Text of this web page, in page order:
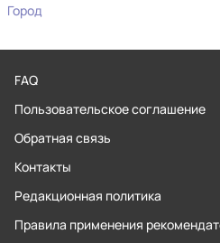
Город
FAQ
Пользовательское соглашение
Обратная связь
Контакты
Редакционная политика
Правила применения